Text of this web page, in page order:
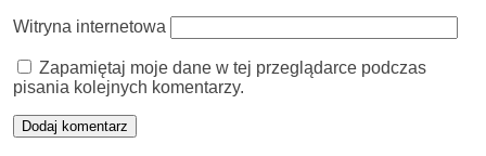
Witryna internetowa
Zapamiętaj moje dane w tej przeglądarce podczas
pisania kolejnych komentarzy.